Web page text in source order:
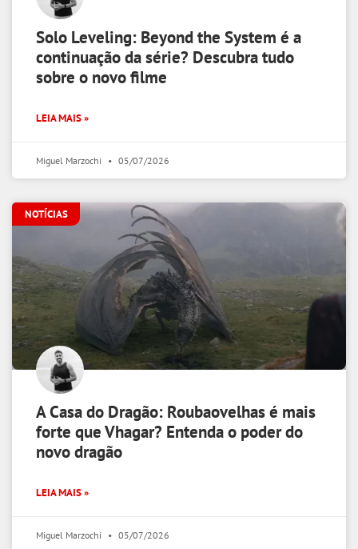
Solo Leveling: Beyond the System é a
continuação da série? Descubra tudo
sobre o novo filme
LEIA MAIS »
Miguel Marzochi 05/07/2026
NOTÍCIAS
A Casa do Dragão: Roubaovelhas é mais
forte que Vhagar? Entenda o poder do
novo dragão
LEIA MAIS »
Miguel Marzochi 05/07/2026